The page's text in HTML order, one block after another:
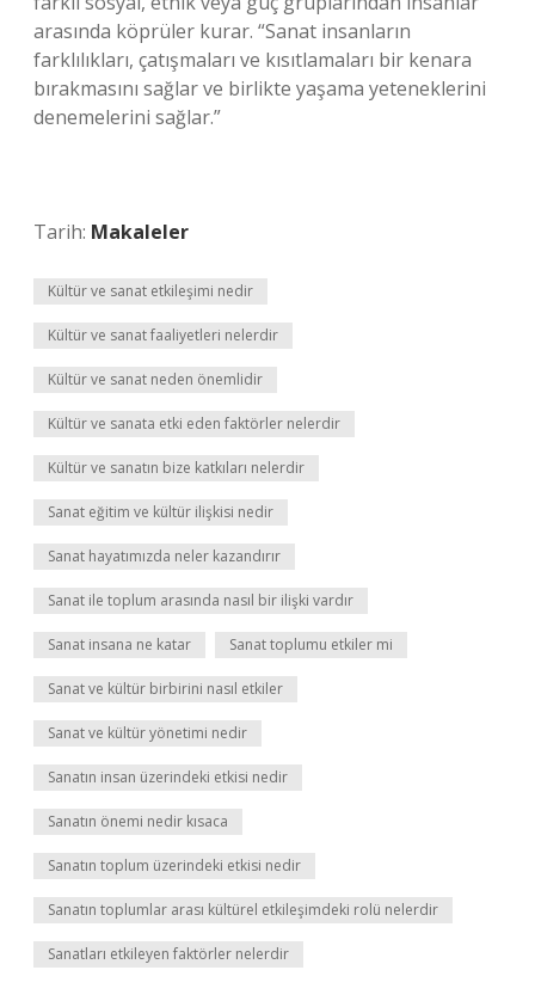
arasında köprüler kurar. “Sanat insanların
farklılıkları, çatışmaları ve kısıtlamaları bir kenara
bırakmasını sağlar ve birlikte yaşama yeteneklerini
denemelerini sağlar.”
Tarih: Makaleler
Kültür ve sanat etkileşimi nedir
Kültür ve sanat faaliyetleri nelerdir
Kültür ve sanat neden önemlidir
Kültür ve sanata etki eden faktörler nelerdir
Kültür ve sanatın bize katkıları nelerdir
Sanat eğitim ve kültür ilişkisi nedir
Sanat hayatımızda neler kazandırır
Sanat ile toplum arasında nasıl bir ilişki vardır
Sanat insana ne katar Sanat toplumu etkiler mi
Sanat ve kültür birbirini nasıl etkiler
Sanat ve kültür yönetimi nedir
Sanatın insan üzerindeki etkisi nedir
Sanatın önemi nedir kısaca
Sanatın toplum üzerindeki etkisi nedir
Sanatın toplumlar arası kültürel etkileşimdeki rolü nelerdir
Sanatları etkileyen faktörler nelerdir